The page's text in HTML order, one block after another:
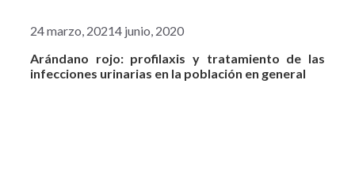
24 marzo, 20214 junio, 2020
Arándano rojo: profilaxis y tratamiento de las
infecciones urinarias en la población en general